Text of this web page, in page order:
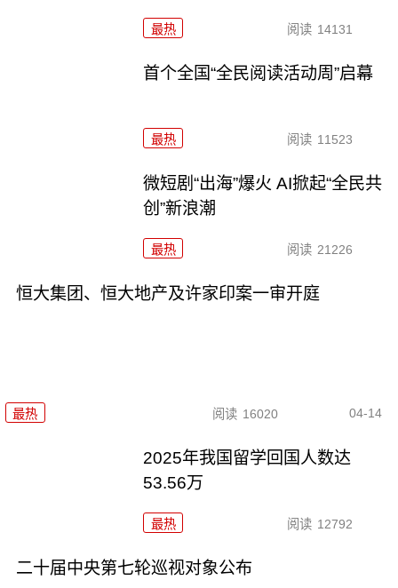
最热 阅读 14131
首个全国“全民阅读活动周”启幕
最热 阅读 11523
微短剧“出海”爆火 AI掀起“全民共
创”新浪潮
最热 阅读 21226
恒大集团、恒大地产及许家印案一审开庭
最热 阅读 16020 04-14
2025年我国留学回国人数达
53.56万
最热 阅读 12792
二十届中央第七轮巡视对象公布